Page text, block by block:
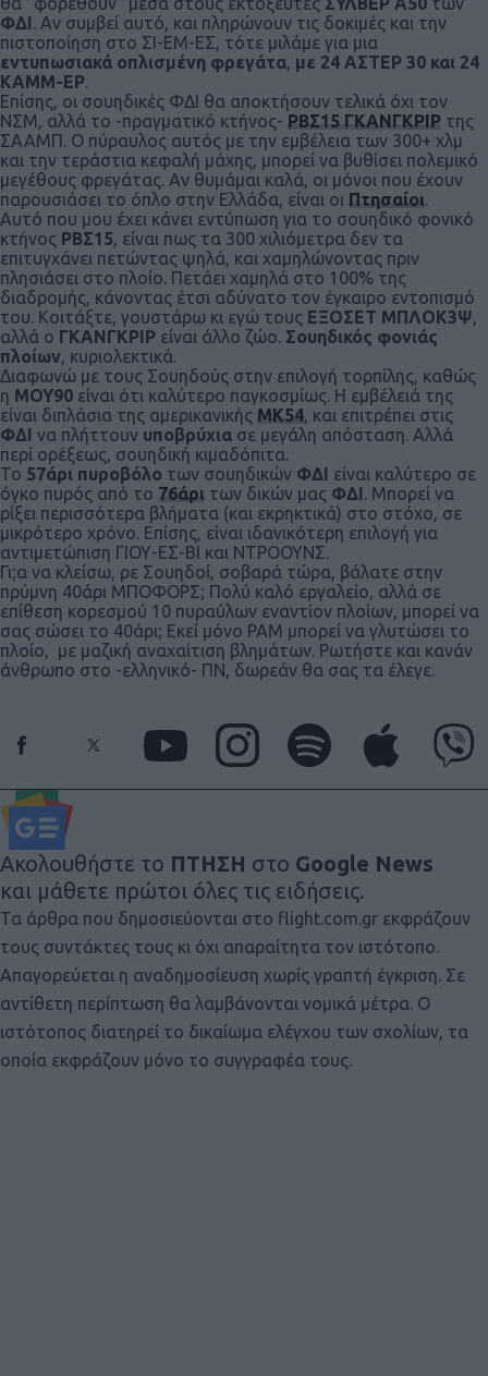
ΦΔΙ. Αν συμβεί αυτό, και πληρώνουν τις δοκιμές και την
πιστοποίηση στο ΣΙ-ΕΜ-ΕΣ, τότε μιλάμε για μια
εντυπωσιακά οπλισμένη φρεγάτα, με 24 ΑΣΤΕΡ 30 και 24
ΚΑΜΜ-ΕΡ.
Επίσης, οι σουηδικές ΦΔΙ θα αποκτήσουν τελικά όχι τον
ΝΣΜ, αλλά το -πραγματικό κτήνος- ΡΒΣ15 ΓΚΑΝΓΚΡΙΡ της
ΣΑΑΜΠ. Ο πύραυλος αυτός με την εμβέλεια των 300+ χλμ
και την τεράστια κεφαλή μάχης, μπορεί να βυθίσει πολεμικό
μεγέθους φρεγάτας. Αν θυμάμαι καλά, οι μόνοι που έχουν
παρουσιάσει το όπλο στην Ελλάδα, είναι οι Πτησαίοι.
Αυτό που μου έχει κάνει εντύπωση για το σουηδικό φονικό
κτήνος ΡΒΣ15, είναι πως τα 300 χιλιόμετρα δεν τα
επιτυγχάνει πετώντας ψηλά, και χαμηλώνοντας πριν
πλησιάσει στο πλοίο. Πετάει χαμηλά στο 100% της
διαδρομής, κάνοντας έτσι αδύνατο τον έγκαιρο εντοπισμό
του. Κοιτάξτε, γουστάρω κι εγώ τους ΕΞΟΣΕΤ ΜΠΛΟΚ3Ψ,
αλλά ο ΓΚΑΝΓΚΡΙΡ είναι άλλο ζώο. Σουηδικός φονιάς
πλοίων, κυριολεκτικά.
Διαφωνώ με τους Σουηδούς στην επιλογή τορπίλης, καθώς
η ΜΟΥ90 είναι ότι καλύτερο παγκοσμίως. Η εμβέλειά της
είναι διπλάσια της αμερικανικής ΜΚ54, και επιτρέπει στις
ΦΔΙ να πλήττουν υποβρύχια σε μεγάλη απόσταση. Αλλά
περί ορέξεως, σουηδική κιμαδόπιτα.
Το 57άρι πυροβόλο των σουηδικών ΦΔΙ είναι καλύτερο σε
όγκο πυρός από το 76άρι των δικών μας ΦΔΙ. Μπορεί να
ρίξει περισσότερα βλήματα (και εκρηκτικά) στο στόχο, σε
μικρότερο χρόνο. Επίσης, είναι ιδανικότερη επιλογή για
αντιμετώπιση ΓΙΟΥ-ΕΣ-ΒΙ και ΝΤΡΟΟΥΝΣ.
Γι;α να κλείσω, ρε Σουηδοί, σοβαρά τώρα, βάλατε στην
πρύμνη 40άρι ΜΠΟΦΟΡΣ; Πολύ καλό εργαλείο, αλλά σε
επίθεση κορεσμού 10 πυραύλων εναντίον πλοίων, μπορεί να
σας σώσει το 40άρι; Εκεί μόνο ΡΑΜ μπορεί να γλυτώσει το
πλοίο, με μαζική αναχαίτιση βλημάτων. Ρωτήστε και κανάν
άνθρωπο στο -ελληνικό- ΠΝ, δωρεάν θα σας τα έλεγε.
Ακολουθήστε το ΠΤΗΣΗ στο Google News
και μάθετε πρώτοι όλες τις ειδήσεις.
Τα άρθρα που δημοσιεύονται στο flight.com.gr εκφράζουν
τους συντάκτες τους κι όχι απαραίτητα τον ιστότοπο.
Απαγορεύεται η αναδημοσίευση χωρίς γραπτή έγκριση. Σε
αντίθετη περίπτωση θα λαμβάνονται νομικά μέτρα. Ο
ιστότοπος διατηρεί το δικαίωμα ελέγχου των σχολίων, τα
οποία εκφράζουν μόνο το συγγραφέα τους.